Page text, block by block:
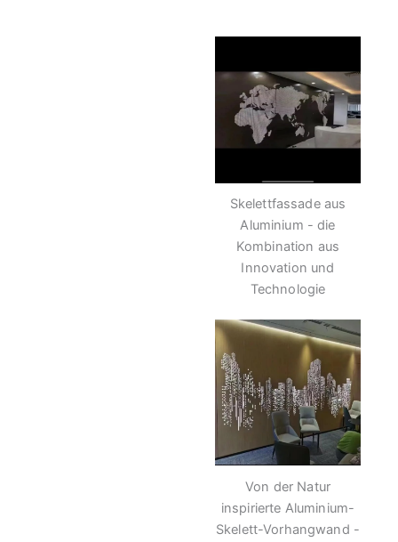
Skelettfassade aus
Aluminium - die
Kombination aus
Innovation und
Technologie
Von der Natur
inspirierte Aluminium-
Skelett-Vorhangwand -